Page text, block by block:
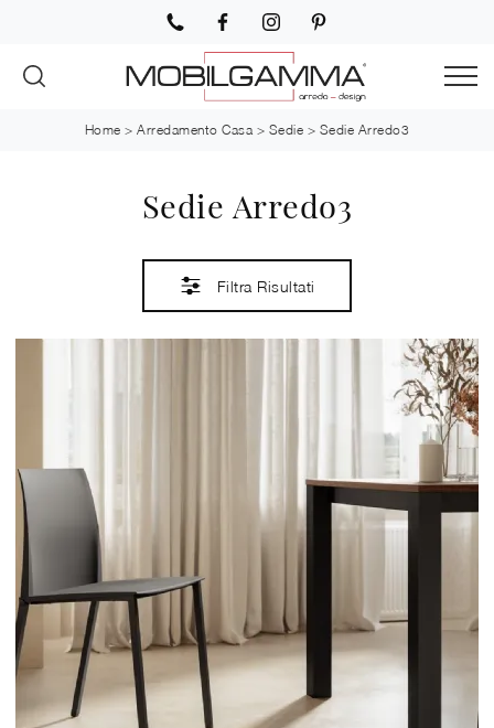
Home >Arredamento Casa > Sedie > Sedie Arredo3
Sedie Arredo3
Filtra Risultati